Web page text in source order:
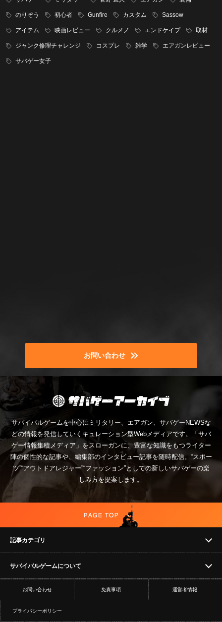
のりぞう 初心者 Gunfire カスタム Sassow
アイテム 映画レビュー クルメノ エンドケイプ 取材
ジャンク修理チャレンジ コスプレ 雑学 エアガンレビュー
サバゲー女子
お問い合わせ
サバイバルゲームを中心にミリタリー、エアガン、サバゲーNEWSな
どの情報を発信していくキュレーション型Webメディアです。「サバ
ゲー情報集積メディア」をスローガンに、豊富な知識をもつライター
陣の個性的な記事や、編集部のインタビュー記事を随時配信。“スポー
ツ”“アウトドアレジャー”“ファッション”としての新しいサバゲーの楽
しみ方を提案します。
記事カテゴリ
NEWS
イベント
サバイバルゲームについて
フィールド
お問い合わせ 免責事項 運営者情報
プライバシーポリシー